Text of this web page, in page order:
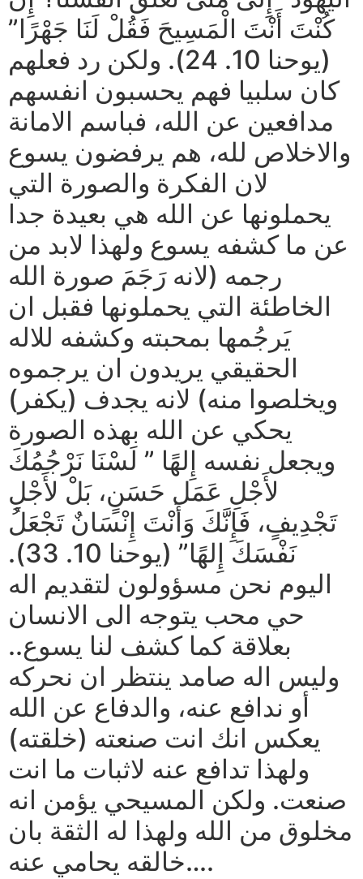
كُنْتَ أَنْتَ الْمَسِيحَ فَقُلْ لَنَا جَهْرًا”
(يوحنا 10. 24). ولكن رد فعلهم
كان سلبيا فهم يحسبون انفسهم
مدافعين عن الله، فباسم الامانة
والاخلاص لله، هم يرفضون يسوع
لان الفكرة والصورة التي
يحملونها عن الله هي بعيدة جدا
عن ما كشفه يسوع ولهذا لابد من
رجمه (لانه رَجَمَ صورة الله
الخاطئة التي يحملونها فقبل ان
يَرجُمها بمحبته وكشفه للاله
الحقيقي يريدون ان يرجموه
ويخلصوا منه) لانه يجدف (يكفر)
يحكي عن الله بهذه الصورة
ويجعل نفسه إِلهًا ” لَسْنَا نَرْجُمُكَ
لأَجْلِ عَمَل حَسَنٍ، بَلْ لأَجْلِ
تَجْدِيفٍ، فَإِنَّكَ وَأَنْتَ إِنْسَانٌ تَجْعَلُ
نَفْسَكَ إِلهًا” (يوحنا 10. 33).
اليوم نحن مسؤولون لتقديم اله
حي محب يتوجه الى الانسان
بعلاقة كما كشف لنا يسوع..
وليس اله صامد ينتظر ان نحركه
أو ندافع عنه، والدفاع عن الله
يعكس انك انت صنعته (خلقته)
ولهذا تدافع عنه لاثبات ما انت
صنعت. ولكن المسيحي يؤمن انه
مخلوق من الله ولهذا له الثقة بان
خالقه يحامي عنه….